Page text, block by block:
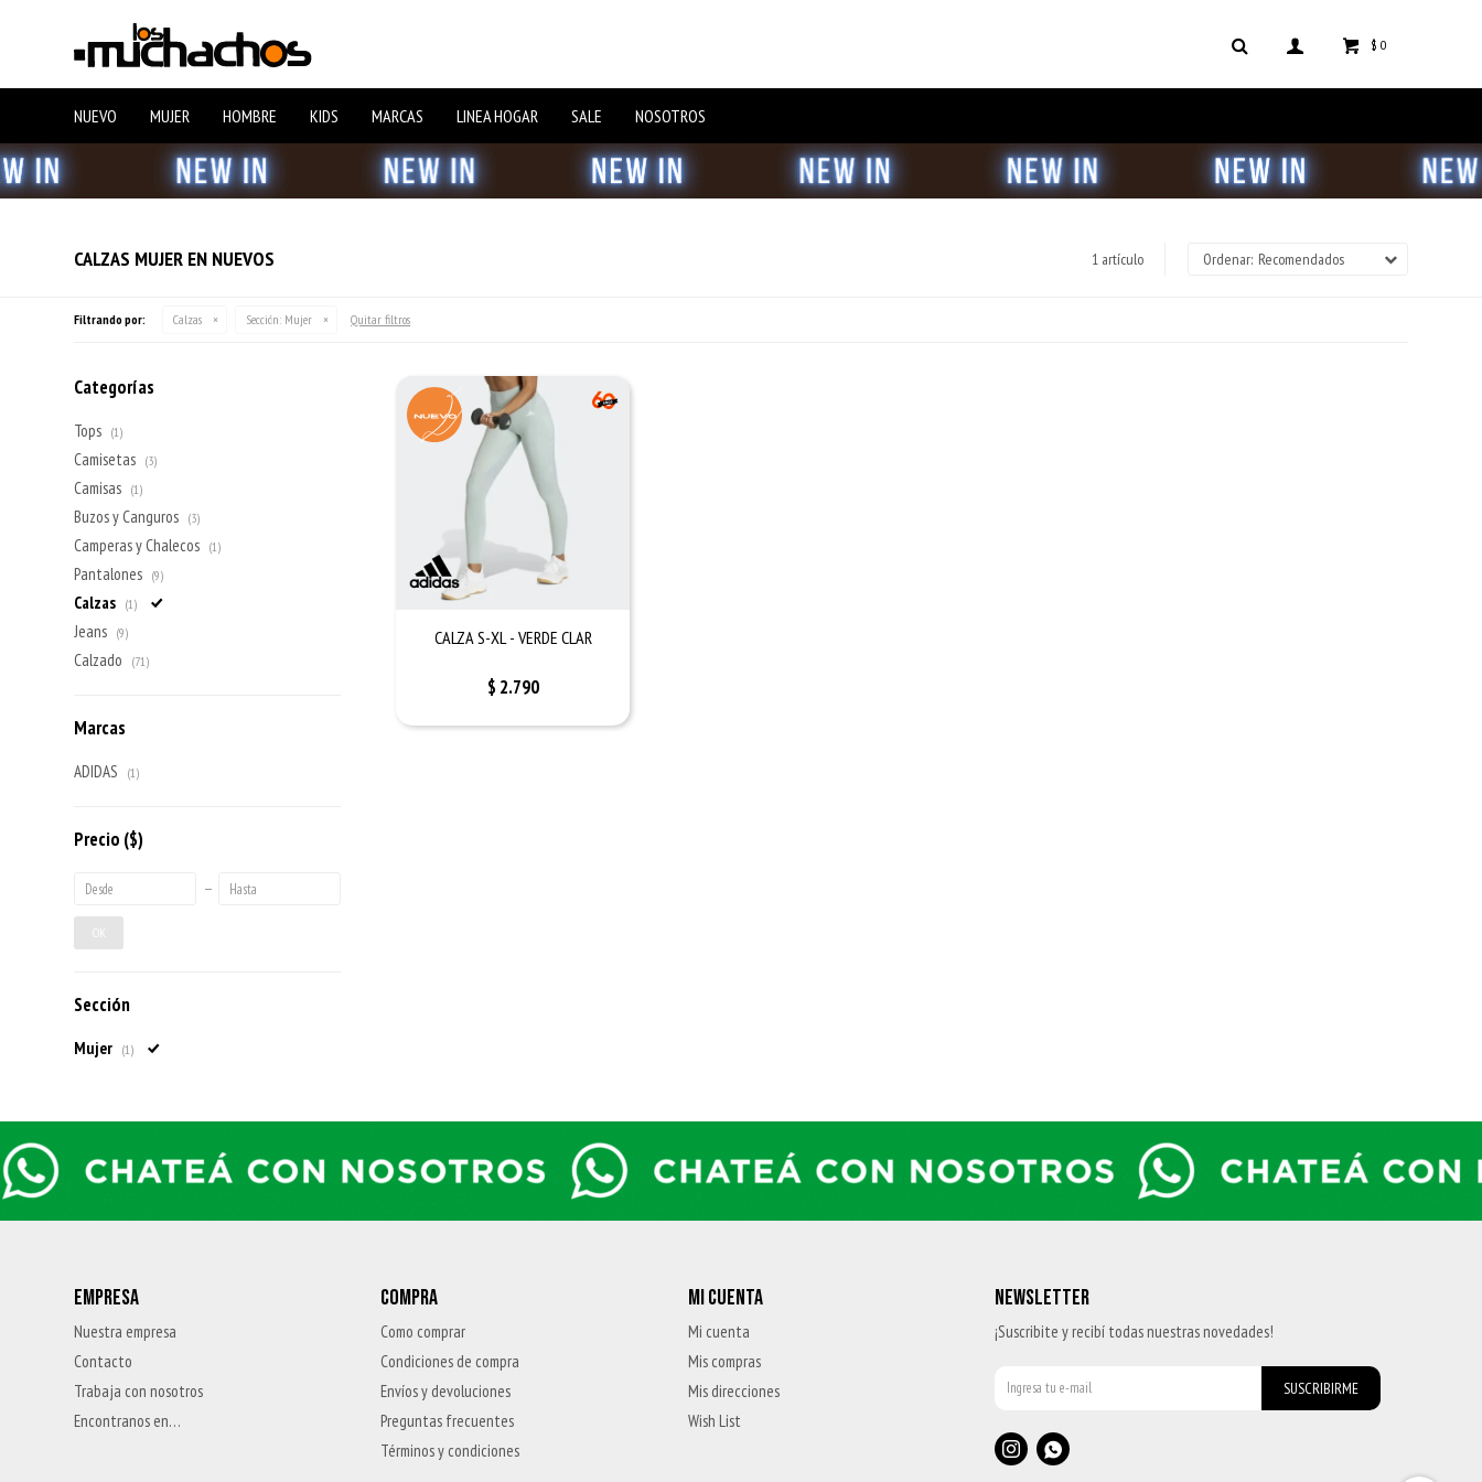
NUEVO MUJER HOMBRE KIDS MARCAS LINEA HOGAR SALE NOSOTROS
$ 0
CALZAS MUJER EN NUEVOS 1 artículo Recomendados
Filtrando por: Calzas Sección: Mujer Quitar filtros
CALZA S-XL - VERDE CLAR
$ 2.790
Categorías
Tops (1)
Camisetas (3)
Camisas (1)
Buzos y Canguros (3)
Camperas y Chalecos (1)
Pantalones (9)
Calzas (1)
Jeans (9)
Calzado (71)
Marcas
ADIDAS (1)
Precio ($)
OK
Sección
Mujer (1)
EMPRESA
Nuestra empresa
Contacto
Trabaja con nosotros
Encontranos en…
COMPRA
Como comprar
Condiciones de compra
Envíos y devoluciones
Preguntas frecuentes
Términos y condiciones
MI CUENTA
Mi cuenta
Mis compras
Mis direcciones
Wish List
NEWSLETTER
¡Suscribite y recibí todas nuestras novedades!
SUSCRIBIRME
 